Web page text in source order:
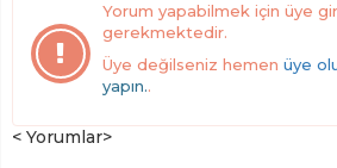
Yorum yapabilmek için üye
gerekmektedir.
Üye değilseniz hemen üye
yapın..
< Yorumlar>